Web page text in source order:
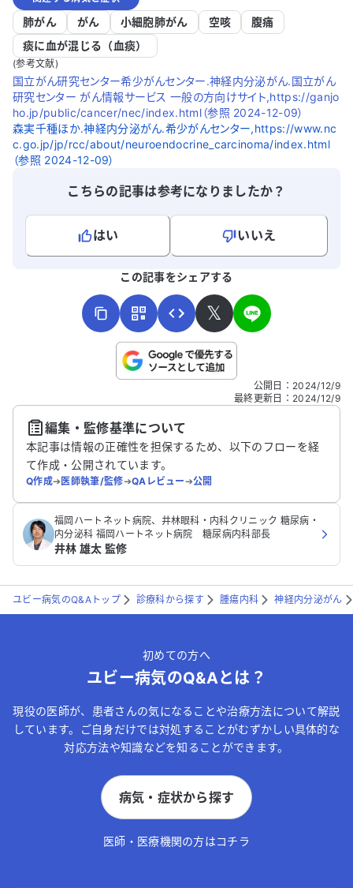
肺がん がん 小細胞肺がん 空咳
腹痛
痰に血が混じる（血痰）
(参考文献)
国立がん研究センター希少がんセンター.神経内分泌がん.国立がん
研究センター がん情報サービス 一般の方向けサイト,https://ganjo
ho.jp/public/cancer/nec/index.html（参照 2024-12-09）
森実千種ほか.神経内分泌がん.希少がんセンター,https://www.nc
c.go.jp/jp/rcc/about/neuroendocrine_carcinoma/index.html
（参照 2024-12-09）
こちらの記事は参考になりましたか？
はい
いいえ
こちらは送信専用のフォームです。氏名やご自身の病気の詳細な
送信する
この記事をシェアする
𝕏
公開日 ： 2024/12/9
最終更新日 ： 2024/12/9
編集・監修基準について
本記事は情報の正確性を担保するため、以下のフローを経
て作成・公開されています。
Q作成➔医師執筆/監修➔QAレビュー➔公開
福岡ハートネット病院、井林眼科・内科クリニック 糖尿病・
内分泌科 福岡ハートネット病院 糖尿病内科部長
井林 雄太 監修
ユビー病気のQ&Aトップ 診療科から探す 腫瘍内科 神経内分泌がん
初めての方へ
ユビー病気のQ&Aとは？
現役の医師が、患者さんの気になることや治療方法について解説
しています。ご自身だけでは対処することがむずかしい具体的な
対応方法や知識などを知ることができます。
病気・症状から探す
医師・医療機関の方はコチラ